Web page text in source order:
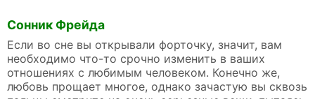
Сонник Фрейда
Если во сне вы открывали форточку, значит, вам
необходимо что-то срочно изменить в ваших
отношениях с любимым человеком. Конечно же,
любовь прощает многое, однако зачастую вы сквозь